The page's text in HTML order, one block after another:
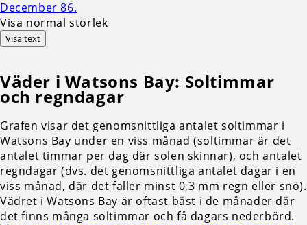
Visa normal storlek
Visa text
Väder i Watsons Bay: Soltimmar
och regndagar
Grafen visar det genomsnittliga antalet soltimmar i
Watsons Bay under en viss månad (soltimmar är det
antalet timmar per dag där solen skinnar), och antalet
regndagar (dvs. det genomsnittliga antalet dagar i en
viss månad, där det faller minst 0,3 mm regn eller snö).
Vädret i Watsons Bay är oftast bäst i de månader där
det finns många soltimmar och få dagars nederbörd.